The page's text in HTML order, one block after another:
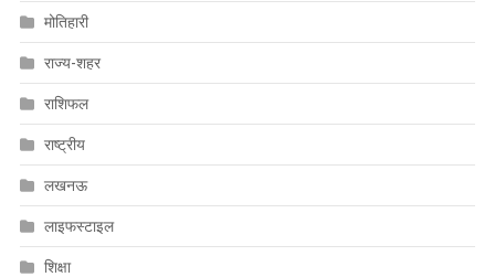
मोतिहारी
राज्य-शहर
राशिफल
राष्ट्रीय
लखनऊ
लाइफस्टाइल
शिक्षा